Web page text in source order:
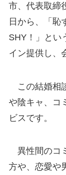
市、代表取締
日から、「恥
SHY！」とい
イン提供し、
この結婚相
や陰キャ、コ
ビスです。
異性間のコ
方や、恋愛や